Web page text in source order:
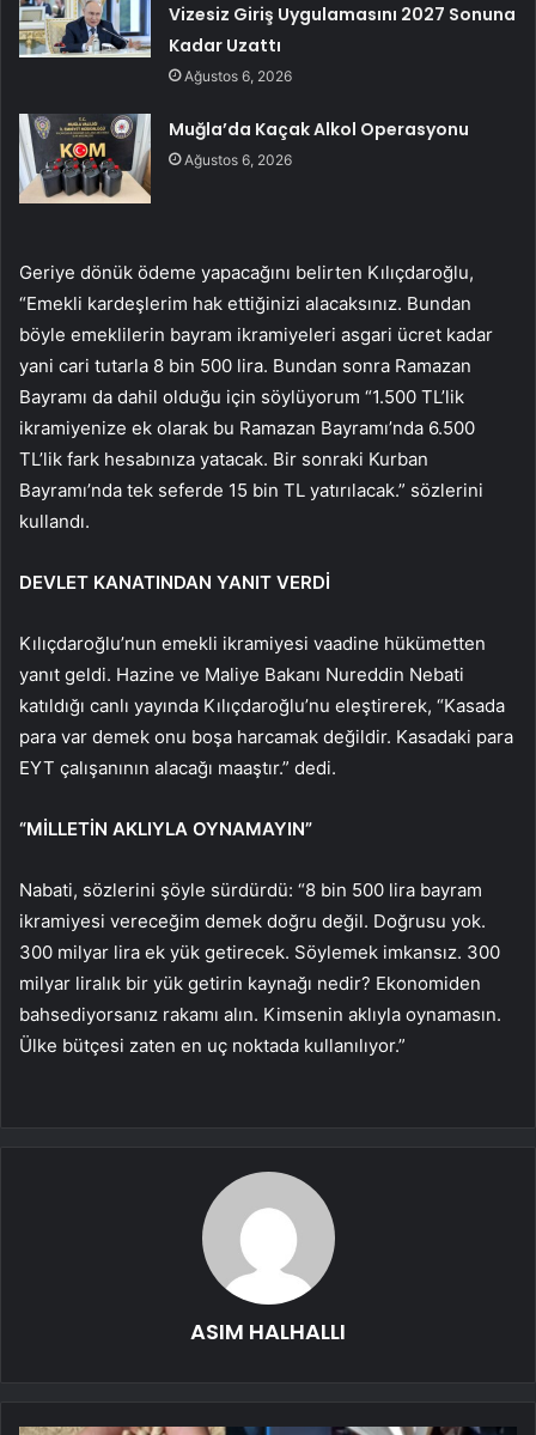
Vizesiz Giriş Uygulamasını 2027 Sonuna
Kadar Uzattı
Ağustos 6, 2026
Muğla’da Kaçak Alkol Operasyonu
Ağustos 6, 2026
Geriye dönük ödeme yapacağını belirten Kılıçdaroğlu,
“Emekli kardeşlerim hak ettiğinizi alacaksınız. Bundan
böyle emeklilerin bayram ikramiyeleri asgari ücret kadar
yani cari tutarla 8 bin 500 lira. Bundan sonra Ramazan
Bayramı da dahil olduğu için söylüyorum “1.500 TL’lik
ikramiyenize ek olarak bu Ramazan Bayramı’nda 6.500
TL’lik fark hesabınıza yatacak. Bir sonraki Kurban
Bayramı’nda tek seferde 15 bin TL yatırılacak.” sözlerini
kullandı.
DEVLET KANATINDAN YANIT VERDİ
Kılıçdaroğlu’nun emekli ikramiyesi vaadine hükümetten
yanıt geldi. Hazine ve Maliye Bakanı Nureddin Nebati
katıldığı canlı yayında Kılıçdaroğlu’nu eleştirerek, “Kasada
para var demek onu boşa harcamak değildir. Kasadaki para
EYT çalışanının alacağı maaştır.” dedi.
“MİLLETİN AKLIYLA OYNAMAYIN”
Nabati, sözlerini şöyle sürdürdü: “8 bin 500 lira bayram
ikramiyesi vereceğim demek doğru değil. Doğrusu yok.
300 milyar lira ek yük getirecek. Söylemek imkansız. 300
milyar liralık bir yük getirin kaynağı nedir? Ekonomiden
bahsediyorsanız rakamı alın. Kimsenin aklıyla oynamasın.
Ülke bütçesi zaten en uç noktada kullanılıyor.”
ASIM HALHALLI